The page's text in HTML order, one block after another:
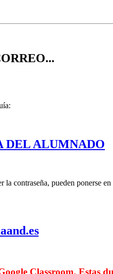
DEL ALUMNADO
contraseña, pueden ponerse
Classroom. Estas